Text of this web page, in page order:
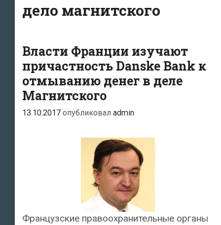
дело магнитского
Власти Франции изучают
причастность Danske Bank к
отмыванию денег в деле
Магнитского
13.10.2017 опубликовал admin
Французские правоохранительные органы